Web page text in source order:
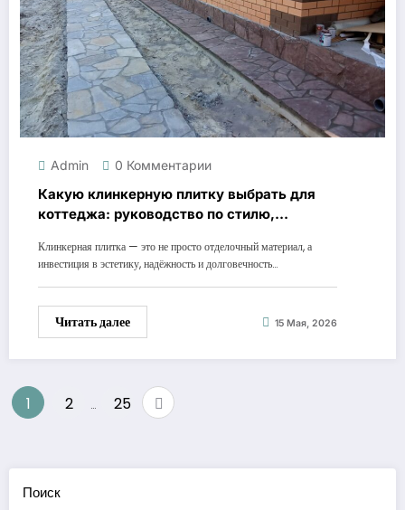
Admin 0 Комментарии
Какую клинкерную плитку выбрать для
коттеджа: руководство по стилю,
Клинкерная плитка — это не просто отделочный материал, а
инвестиция в эстетику, надёжность и долговечность…
Читать далее 15 Мая, 2026
Пагинация
1 2 … 25
Поиск